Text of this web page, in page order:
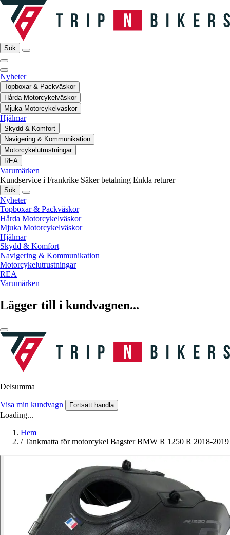
Sök
Nyheter
Topboxar & Packväskor
Hårda Motorcykelväskor
Mjuka Motorcykelväskor
Hjälmar
Skydd & Komfort
Navigering & Kommunikation
Motorcykelutrustningar
REA
Varumärken
Kundservice i Frankrike Säker betalning Enkla returer
Sök
Nyheter
Topboxar & Packväskor
Hårda Motorcykelväskor
Mjuka Motorcykelväskor
Hjälmar
Skydd & Komfort
Navigering & Kommunikation
Motorcykelutrustningar
REA
Varumärken
Lägger till i kundvagnen...
Delsumma
Visa min kundvagn Fortsätt handla
Loading...
Hem
/ Tankmatta för motorcykel Bagster BMW R 1250 R 2018-2019